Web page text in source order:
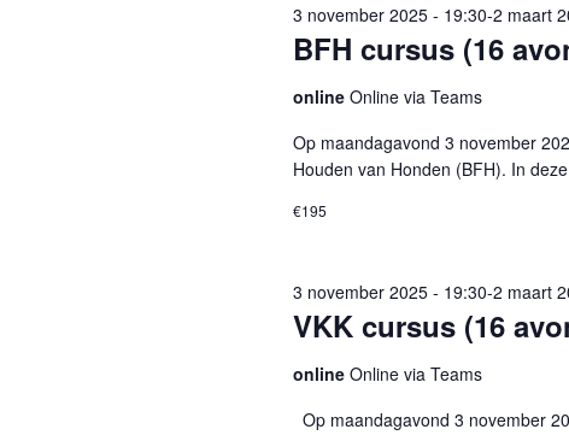
decemberBFH cursus (16
3 november 2025 - 19:30-2 maart
onlineOnline via Teams
Op maandagavond 3 november
Houden van Honden (BFH). In
€195
VKK cursus (16
3 november 2025 - 19:30-2 maart
onlineOnline via Teams
Op maandagavond 3 november